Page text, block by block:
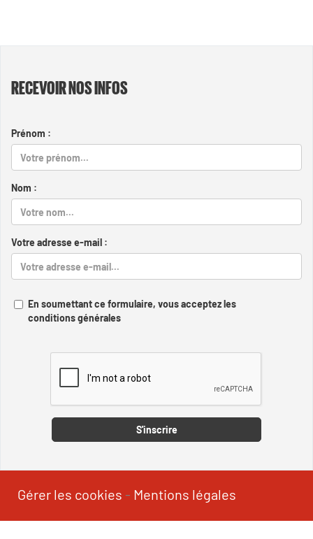
RECEVOIR NOS INFOS
Prénom :
Nom :
Votre adresse e-mail :
En soumettant ce formulaire, vous acceptez les
conditions générales
S'inscrire
Gérer les cookies - Mentions légales